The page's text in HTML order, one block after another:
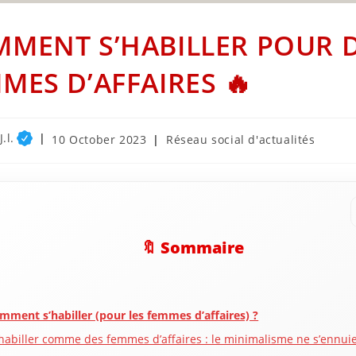
S’HABILLER POUR
D’AFFAIRES 🔥
Post
10 October 2023
Post
Réseau social d'actualités
🔖 Sommaire
s’habiller (pour les femmes d’affaires) ?
comme des femmes d’affaires : le minimalisme ne